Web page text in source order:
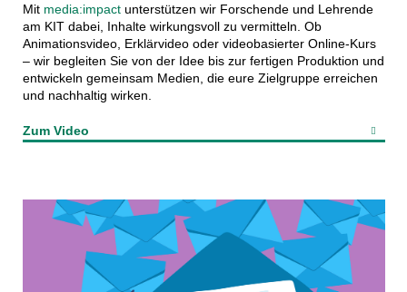
Mit media:impactunterstützen wir Forschende und Lehrende
am KIT dabei, Inhalte wirkungsvoll zu vermitteln. Ob
Animationsvideo, Erklärvideo oder videobasierter Online-Kurs
– wir begleiten Sie von der Idee bis zur fertigen Produktion und
entwickeln gemeinsam Medien, die eure Zielgruppe erreichen
und nachhaltig wirken.
Zum Video